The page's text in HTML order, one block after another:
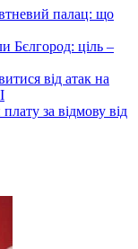
палац: що
Бєлгород: ціль –
від атак на
за відмову від